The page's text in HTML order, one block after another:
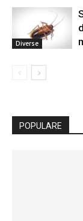
Diverse
POPULARE